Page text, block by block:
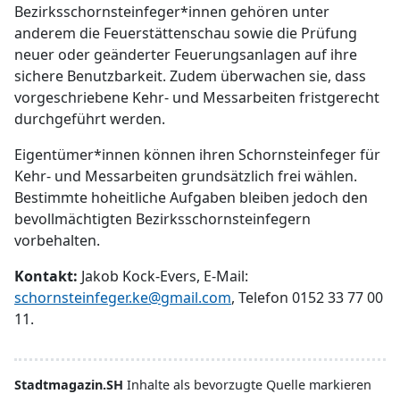
Bezirksschornsteinfeger*innen gehören unter
anderem die Feuerstättenschau sowie die Prüfung
neuer oder geänderter Feuerungsanlagen auf ihre
sichere Benutzbarkeit. Zudem überwachen sie, dass
vorgeschriebene Kehr- und Messarbeiten fristgerecht
durchgeführt werden.
Eigentümer*innen können ihren Schornsteinfeger für
Kehr- und Messarbeiten grundsätzlich frei wählen.
Bestimmte hoheitliche Aufgaben bleiben jedoch den
bevollmächtigten Bezirksschornsteinfegern
vorbehalten.
Kontakt: Jakob Kock-Evers, E-Mail:
schornsteinfeger.ke@gmail.com, Telefon 0152 33 77 00
11.
Stadtmagazin.SH Inhalte als bevorzugte Quelle markieren